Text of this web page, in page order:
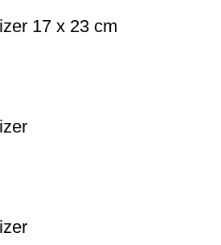
17 x 23 cm